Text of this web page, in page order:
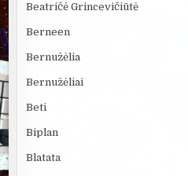
Beatričė Grincevičiūtė
Berneen
Bernužėlia
Bernužėliai
Beti
Biplan
Blatata